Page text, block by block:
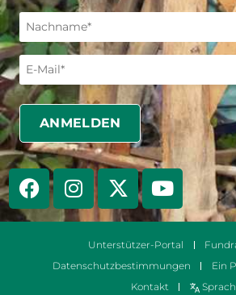
Unterstützer-Portal
Datenschutzbestimmungen
Ein
Kontakt